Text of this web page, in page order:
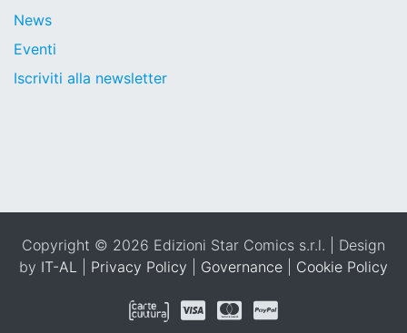
News
Eventi
Iscriviti alla newsletter
Copyright © 2026 Edizioni Star Comics s.r.l. | Design
by IT-AL Privacy Policy Governance Cookie Policy